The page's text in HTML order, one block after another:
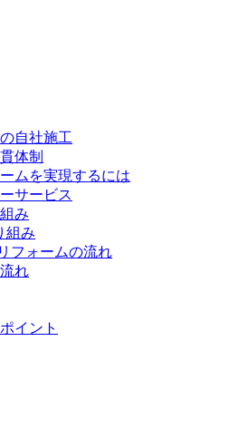
自社施工
体制
ムを実現するには
サービス
み
組み
リフォームの流れ
れ
イント